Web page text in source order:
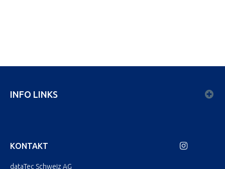
INFO LINKS
KONTAKT
dataTec Schweiz AG